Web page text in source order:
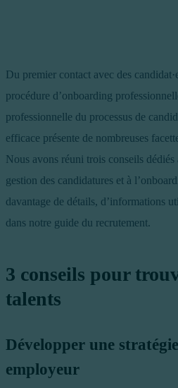
Du premier contact avec des
procédure d’onboarding
professionnelle du processus de
efficace présente de nombreuses
Nous avons réuni trois conseils dédiés
gestion des candidatures et à
davantage de détails, d’informations
dans notre guide du recrutement.
3 conseils pour
talents
Développer une
employeur